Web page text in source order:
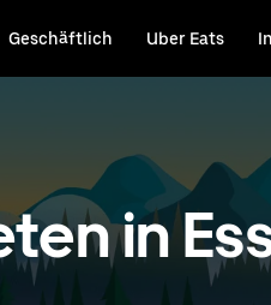
Geschäftlich Uber Eats
in